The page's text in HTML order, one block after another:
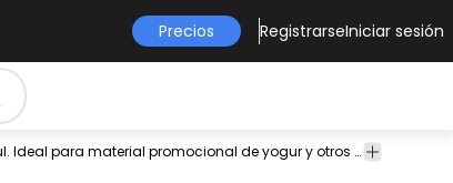
Precios RegistrarseIniciar sesión
comida
Comida
Ornamental
Plantillas Ilustración realista con líquido de leche blanca sobre azul. Ideal para material promocional de yogur y otros productos lácteos.